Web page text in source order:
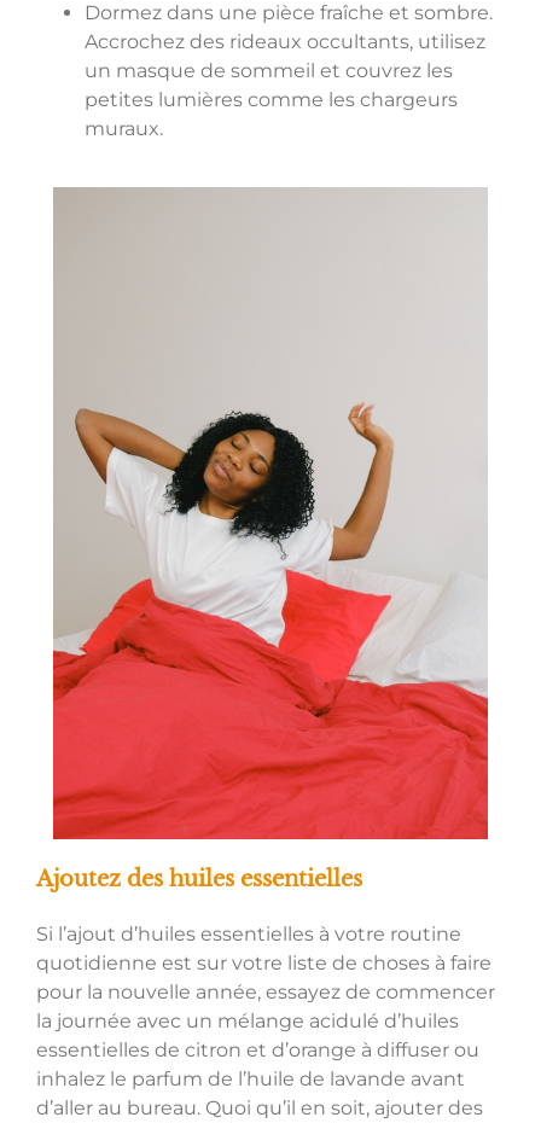
Dormez dans une pièce fraîche et sombre.
Accrochez des rideaux occultants, utilisez
un masque de sommeil et couvrez les
petites lumières comme les chargeurs
muraux.
Ajoutez des huiles essentielles
Si l’ajout d’huiles essentielles à votre routine
quotidienne est sur votre liste de choses à faire
pour la nouvelle année, essayez de commencer
la journée avec un mélange acidulé d’huiles
essentielles de citron et d’orange à diffuser ou
inhalez le parfum de l’huile de lavande avant
d’aller au bureau. Quoi qu’il en soit, ajouter des